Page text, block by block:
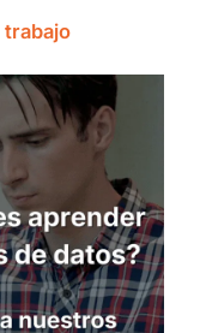
trabajo